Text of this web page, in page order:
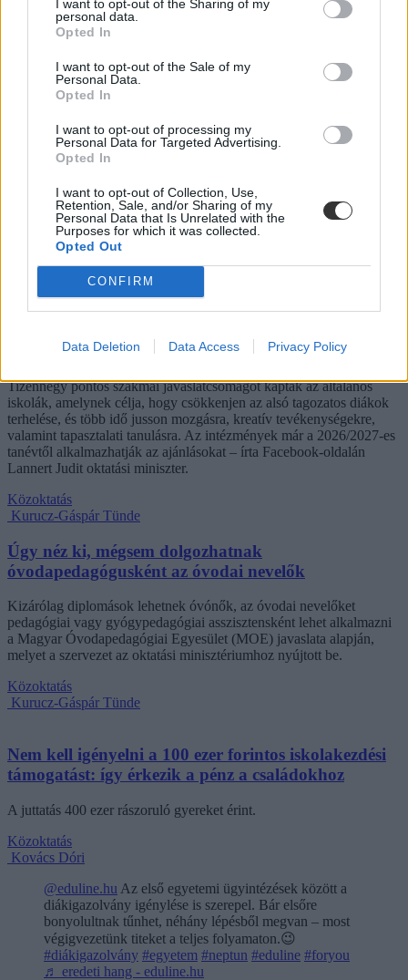
I want to opt-out of the Sharing of my
personal data.
Opted In
I want to opt-out of the Sale of my
Personal Data.
Opted In
I want to opt-out of processing my
Personal Data for Targeted Advertising.
Opted In
I want to opt-out of Collection, Use,
Retention, Sale, and/or Sharing of my
Personal Data that Is Unrelated with the
Purposes for which it was collected.
Opted Out
CONFIRM
Data Deletion Data Access Privacy Policy
Hozzászólások
hosszú hétvége és tanítási szünet
Még három hosszabb pihenő vár rátok idén: mutatjuk a dátumokat.
Lannert Judit: Rugalmasabb napkezdés, hosszabb
szeptembertől
Tizennégy pontos szakmai javaslatcsomagot kaptak az általános
iskolák, amelynek célja, hogy csökkenjen az alsó tagozatos diákok
terhelése, és több idő jusson mozgásra, kreatív tevékenységekre,
valamint tapasztalati tanulásra. Az intézmények már a 2026/2027-es
tanévtől alkalmazhatják az ajánlásokat – írta Facebook-oldalán
Lannert Judit oktatási miniszter.
Közoktatás
Kurucz-Gáspár Tünde
Úgy néz ki, mégsem dolgozhatnak
óvodapedagógusként az óvodai nevelők
Kizárólag diplomások lehetnek óvónők, az óvodai nevelőket
pedagógiai vagy gyógypedagógiai asszisztensként lehet alkalmazni
a Magyar Óvodapedagógiai Egyesület (MOE) javaslata alapján,
melyet a szervezet az oktatási minisztériumhoz nyújtott be.
Közoktatás
Kurucz-Gáspár Tünde
Nem kell igényelni a 100 ezer forintos iskolakezdési
támogatást: így érkezik a pénz a családokhoz
A juttatás 400 ezer rászoruló gyereket érint.
Közoktatás
Kovács Dóri
@eduline.hu Az első egyetemi ügyintézések között a
diákigazolvány igénylése is szerepel. Bár elsőre
bonyolultnak tűnhet, néhány lépésből megvan – most
végigvezetünk titeket a teljes folyamaton.😉
#diákigazolvány #egyetem #neptun #eduline #foryou
♬ eredeti hang - eduline.hu